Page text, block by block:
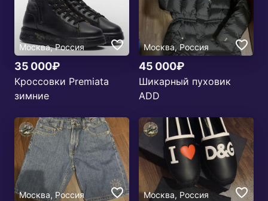
Москва, Россия
35 000₽
Кроссовки Premiata
зимние
Москва, Россия
45 000₽
Шикарный пуховик
ADD
Москва, Россия Москва, Россия